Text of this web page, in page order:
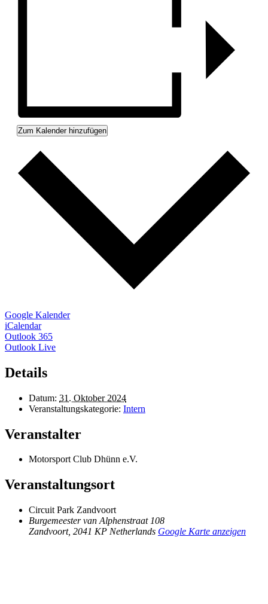
Zum Kalender hinzufügen
Google Kalender
iCalendar
Outlook 365
Outlook Live
Details
Datum: 31. Oktober 2024
Veranstaltungskategorie: Intern
Veranstalter
Motorsport Club Dhünn e.V.
Veranstaltungsort
Circuit Park Zandvoort
Burgemeester van Alphenstraat 108
Zandvoort, 2041 KP Netherlands Google Karte anzeigen